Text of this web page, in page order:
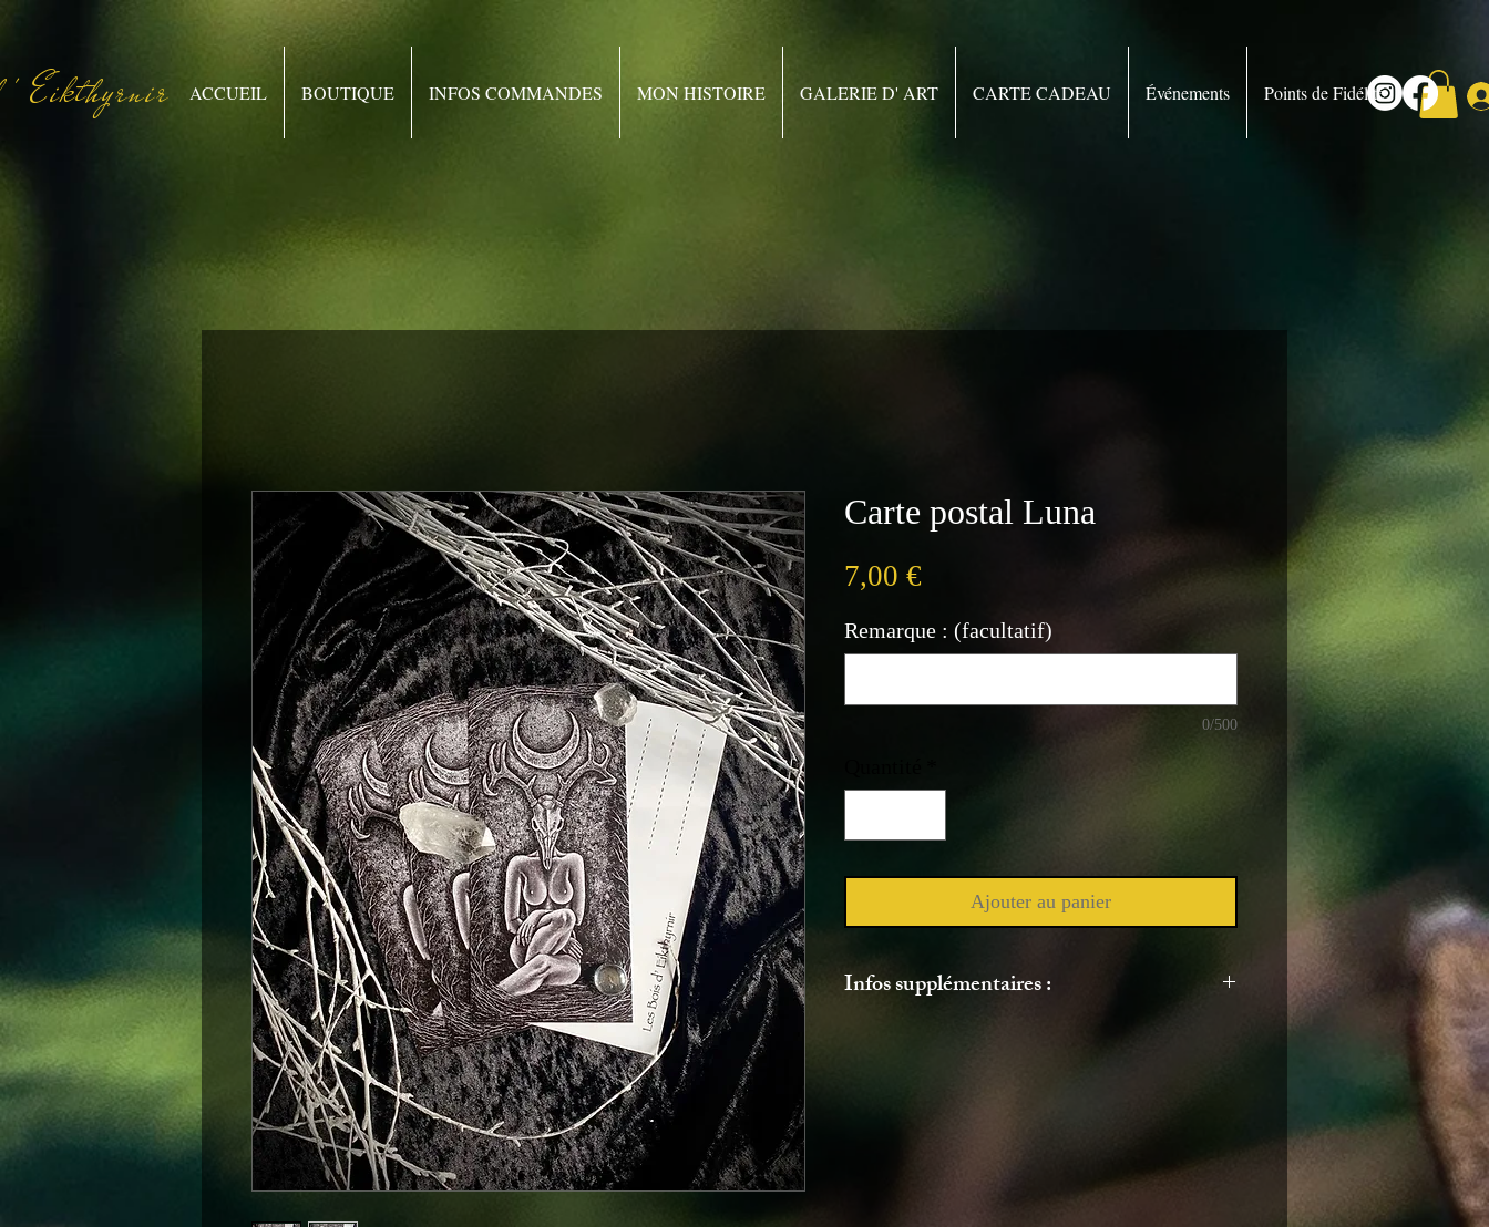
Eikthyrnir ACCUEIL BOUTIQUE INFOS COMMANDES MON HISTOIRE GALERIE D' ART CARTE CADEAU Événements Points de Fidélité
Carte postal Luna
7,00 €
Remarque : (facultatif)
0/500
Ajouter au panier
Infos supplémentaires :
Vous voulez offrir un cadeau ? Noter le moi
serez averti et recevrez le numéro de suivi
de votre commande. Mes envois sont